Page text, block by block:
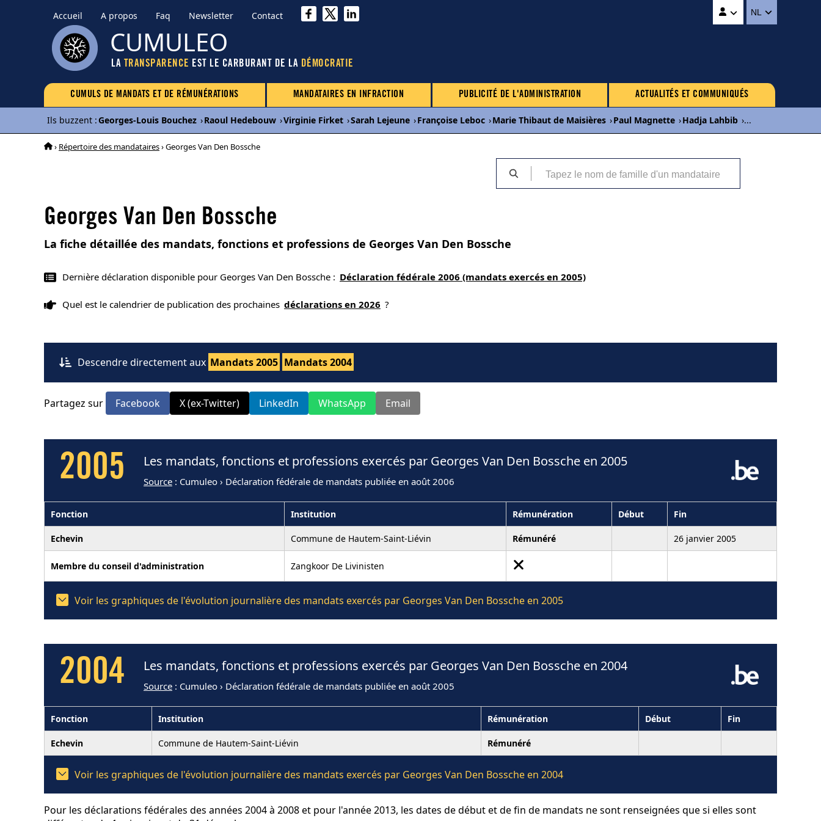
Accueil A propos Faq Newsletter Contact NL
CUMULEO
LA TRANSPARENCE EST LE CARBURANT DE LA DÉMOCRATIE
CUMULS DE MANDATS ET DE RÉMUNÉRATIONS MANDATAIRES EN INFRACTION PUBLICITÉ DE L'ADMINISTRATION ACTUALITÉS ET COMMUNIQUÉS
Ils buzzent :Georges-Louis Bouchez ›Raoul Hedebouw ›Virginie Firket ›Sarah Lejeune ›Françoise Leboc ›Marie Thibaut de Maisières ›Paul Magnette ›Hadja Lahbib ›...
› Répertoire des mandataires› Georges Van Den Bossche
Georges Van Den Bossche
La fiche détaillée des mandats, fonctions et professions de Georges Van Den Bossche
Dernière déclaration disponible pour Georges Van Den Bossche : Déclaration fédérale 2006 (mandats exercés en 2005)
Quel est le calendrier de publication des prochaines déclarations en 2026 ?
Descendre directement aux Mandats 2005 Mandats 2004
Partagez sur Facebook X (ex-Twitter) LinkedIn WhatsApp Email
2005 Les mandats, fonctions et professions exercés par Georges Van Den Bossche en 2005
Source : Cumuleo › Déclaration fédérale de mandats publiée en août 2006
Fonction Institution Rémunération Début Fin
Echevin Commune de Hautem-Saint-Liévin Rémunéré 26 janvier 2005
Membre du conseil d'administration Zangkoor De Livinisten
Voir les graphiques de l'évolution journalière des mandats exercés par Georges Van Den Bossche en 2005
2004 Les mandats, fonctions et professions exercés par Georges Van Den Bossche en 2004
Source : Cumuleo › Déclaration fédérale de mandats publiée en août 2005
Fonction Institution Rémunération Début Fin
Echevin Commune de Hautem-Saint-Liévin Rémunéré
Voir les graphiques de l'évolution journalière des mandats exercés par Georges Van Den Bossche en 2004
Pour les déclarations fédérales des années 2004 à 2008 et pour l'année 2013, les dates de début et de fin de mandats ne sont renseignées que si elles sont